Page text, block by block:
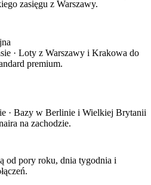
zasięgu z Warszawy.
· Loty z Warszawy i Krakowa do
premium.
· Bazy w Berlinie i Wielkiej Brytanii
na zachodzie.
od pory roku, dnia tygodnia i